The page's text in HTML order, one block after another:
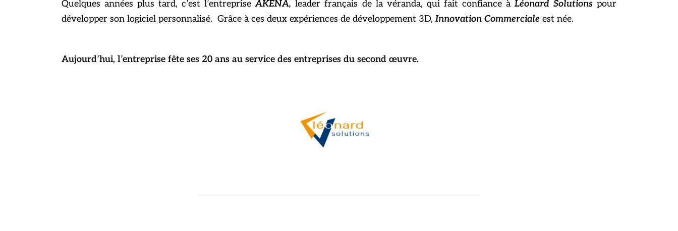
Quelques années plus tard, c’est l’entrepriseAKENA,leader français de la véranda, qui fait confiance à Léonard Solutions pour
développer son logiciel personnalisé. Grâce à ces deux expériences de développement 3D, Innovation Commerciale est née.
Aujourd’hui, l’entreprise fête ses 20 ans au service des entreprises du second œuvre.